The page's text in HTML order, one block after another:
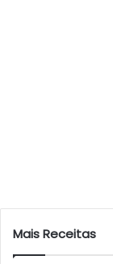
Mais Receitas